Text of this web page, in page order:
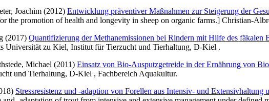
Joachim (2012) Entwicklung präventiver Maßnahmen zur Steigerung der
the promotion of health and longevity in sheep on organic farms.] Christian-
(2017) Quantifizierung der Methanemissionen bei Rindern mit Hilfe des fäkalen
Universität zu Kiel, Institut für Tierzucht und Tierhaltung, D-Kiel .
Michael (2011) Einsatz von Bio-Ausputzgetreide in der Ernährung von
und Tierhaltung, D-Kiel , Fachbereich Aquakultur.
Stressresistenz und -adaption von Forellen aus Intensiv- und